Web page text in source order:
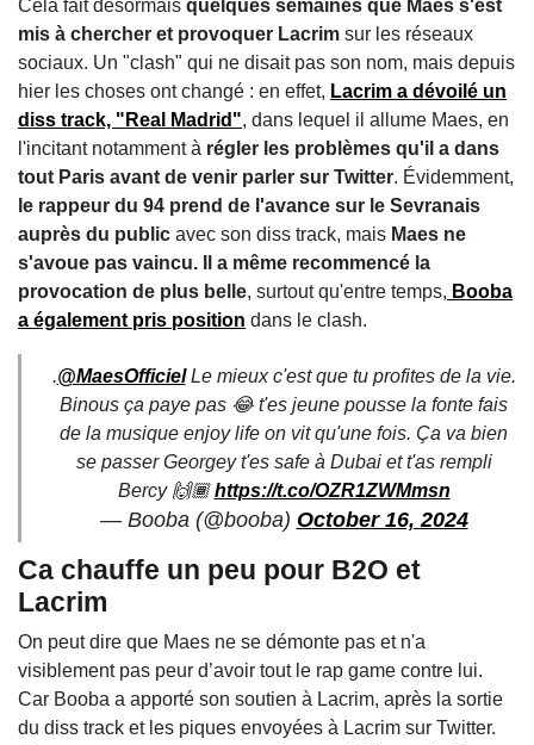
Cela fait désormais quelques semaines que Maes s'est
mis à chercher et provoquer Lacrim sur les réseaux
sociaux. Un "clash" qui ne disait pas son nom, mais depuis
hier les choses ont changé : en effet, Lacrim a dévoilé un
diss track, "Real Madrid", dans lequel il allume Maes, en
l'incitant notamment à régler les problèmes qu'il a dans
tout Paris avant de venir parler sur Twitter. Évidemment,
le rappeur du 94 prend de l'avance sur le Sevranais
auprès du public avec son diss track, mais Maes ne
s'avoue pas vaincu. Il a même recommencé la
provocation de plus belle, surtout qu'entre temps, Booba
a également pris position dans le clash.
.@MaesOfficielLe mieux c'est que tu profites de la vie.
Binous ça paye pas 😂 t'es jeune pousse la fonte fais
de la musique enjoy life on vit qu'une fois. Ça va bien
se passer Georgey t'es safe à Dubai et t'as rempli
Bercy 🙌🏾https://t.co/OZR1ZWMmsn
— Booba (@booba) October 16, 2024
Ca chauffe un peu pour B2O et
Lacrim
On peut dire que Maes ne se démonte pas et n'a
visiblement pas peur d’avoir tout le rap game contre lui.
Car Booba a apporté son soutien à Lacrim, après la sortie
du diss track et les piques envoyées à Lacrim sur Twitter.